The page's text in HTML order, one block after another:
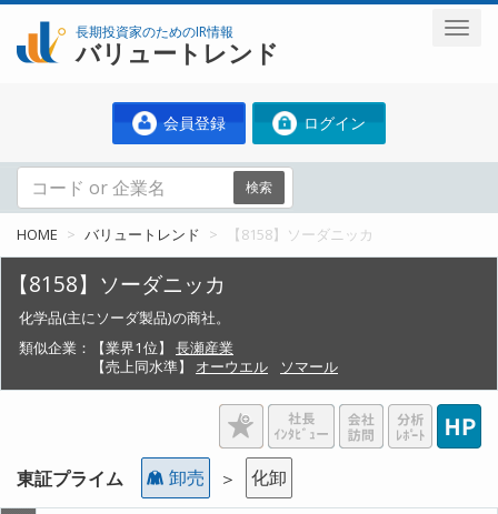
長期投資家のためのIR情報
バリュートレンド
会員登録 ログイン
検索
HOME バリュートレンド 【8158】ソーダニッカ
【8158】ソーダニッカ
化学品(主にソーダ製品)の商社。
類似企業：
【業界1位】
長瀬産業
【売上同水準】
オーウエル ソマール
東証プライム 卸売 ＞ 化卸